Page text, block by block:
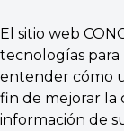
El sitio web
tecnologías para
entender cómo
fin de mejorar la
información de